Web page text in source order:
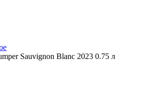
Sauvignon Blanc 2023 0.75 л